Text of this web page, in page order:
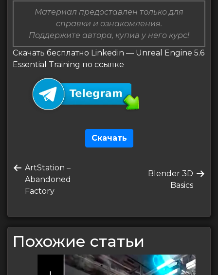
Материал предоставлен только для
справки и ознакомления.
Поддержите автора, купив у него курс!
Скачать бесплатно Linkedin — Unreal Engine 5.6
Essential Training по ссылке
Скачать
по
записям
Предыдущая
запись
ArtStation –
Abandoned
Factory
Следующая
запись
Blender 3D
Basics
Похожие статьи